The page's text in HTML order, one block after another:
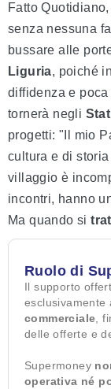
Fatto
senza nessuna
bussare alle
Liguria, poiché
diffidenza e
tornerà negli
progetti: "Il mio
cultura e di
villaggio è
incontri, hanno
Ma quando si
Ruolo di
Il supporto
esclusivamente
commerciale ,
delle offerte e
Supermoney
operativa né